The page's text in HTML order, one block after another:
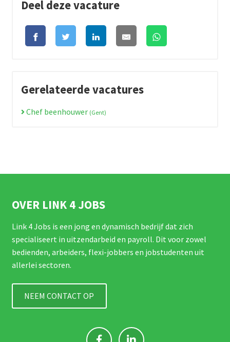
Deel deze vacature
Gerelateerde vacatures
Chef beenhouwer (Gent)
OVER LINK 4 JOBS
Link 4 Jobs is een jong en dynamisch bedrijf dat zich
specialiseert in uitzendarbeid en payroll. Dit voor zowel
bedienden, arbeiders, flexi-jobbers en jobstudenten uit
allerlei sectoren.
NEEM CONTACT OP